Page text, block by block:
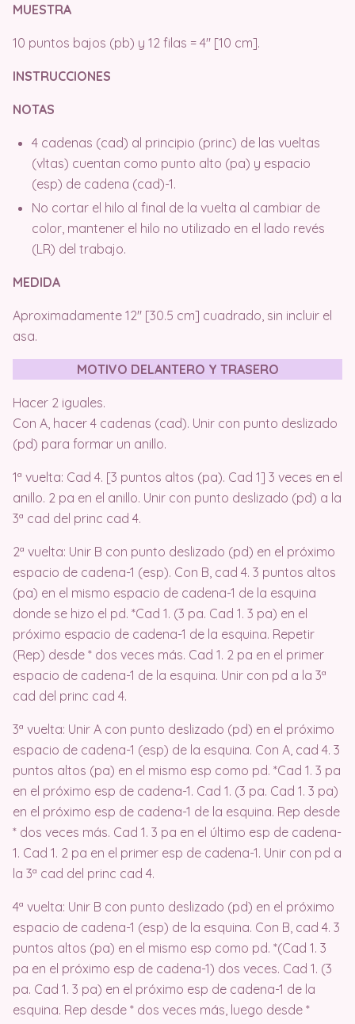
MUESTRA
10 puntos bajos (pb) y 12 filas = 4″ [10 cm].
INSTRUCCIONES
NOTAS
4 cadenas (cad) al principio (princ) de las vueltas
(vltas) cuentan como punto alto (pa) y espacio
(esp) de cadena (cad)-1.
No cortar el hilo al final de la vuelta al cambiar de
color, mantener el hilo no utilizado en el lado revés
(LR) del trabajo.
MEDIDA
Aproximadamente 12″ [30.5 cm] cuadrado, sin incluir el
asa.
MOTIVO DELANTERO Y TRASERO
Hacer 2 iguales.
Con A, hacer 4 cadenas (cad). Unir con punto deslizado
(pd) para formar un anillo.
1ª vuelta: Cad 4. [3 puntos altos (pa). Cad 1] 3 veces en el
anillo. 2 pa en el anillo. Unir con punto deslizado (pd) a la
3ª cad del princ cad 4.
2ª vuelta: Unir B con punto deslizado (pd) en el próximo
espacio de cadena-1 (esp). Con B, cad 4. 3 puntos altos
(pa) en el mismo espacio de cadena-1 de la esquina
donde se hizo el pd. *Cad 1. (3 pa. Cad 1. 3 pa) en el
próximo espacio de cadena-1 de la esquina. Repetir
(Rep) desde * dos veces más. Cad 1. 2 pa en el primer
espacio de cadena-1 de la esquina. Unir con pd a la 3ª
cad del princ cad 4.
3ª vuelta: Unir A con punto deslizado (pd) en el próximo
espacio de cadena-1 (esp) de la esquina. Con A, cad 4. 3
puntos altos (pa) en el mismo esp como pd. *Cad 1. 3 pa
en el próximo esp de cadena-1. Cad 1. (3 pa. Cad 1. 3 pa)
en el próximo esp de cadena-1 de la esquina. Rep desde
* dos veces más. Cad 1. 3 pa en el último esp de cadena-
1. Cad 1. 2 pa en el primer esp de cadena-1. Unir con pd a
la 3ª cad del princ cad 4.
4ª vuelta: Unir B con punto deslizado (pd) en el próximo
espacio de cadena-1 (esp) de la esquina. Con B, cad 4. 3
puntos altos (pa) en el mismo esp como pd. *(Cad 1. 3
pa en el próximo esp de cadena-1) dos veces. Cad 1. (3
pa. Cad 1. 3 pa) en el próximo esp de cadena-1 de la
esquina. Rep desde * dos veces más, luego desde *